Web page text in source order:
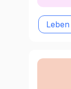
Leben